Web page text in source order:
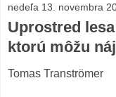
nedeľa 13. novembra
Uprostred
ktorú môžu
Tomas Tranströmer